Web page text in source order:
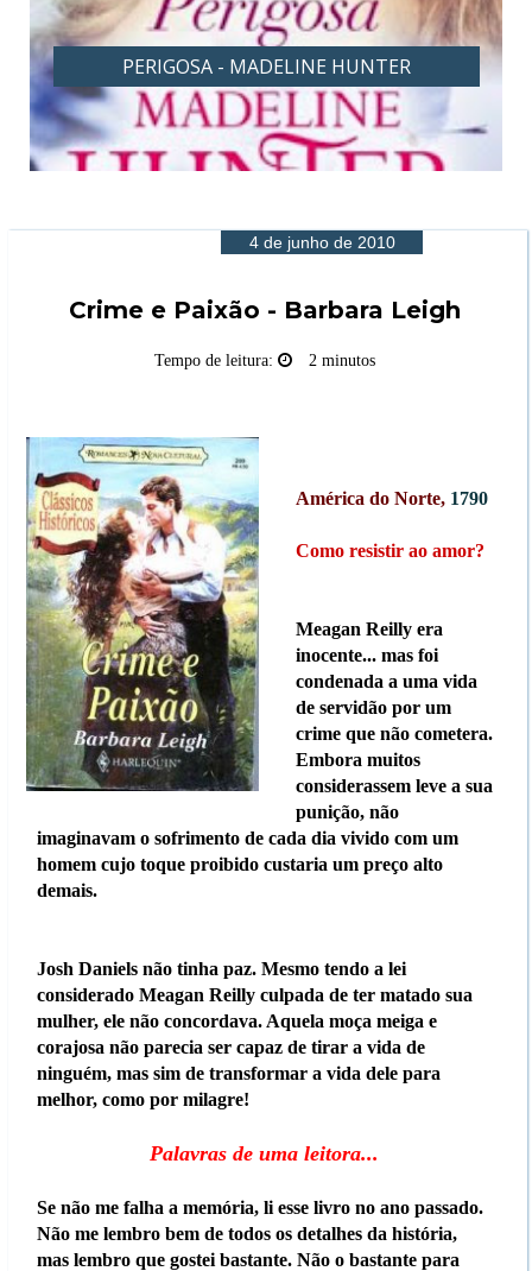
PERIGOSA - MADELINE HUNTER
4 de junho de 2010
Crime e Paixão - Barbara Leigh
Tempo de leitura: 2 minutos
América do Norte, 1790
Como resistir ao amor?
Meagan Reilly era
inocente... mas foi
condenada a uma vida
de servidão por um
crime que não cometera.
Embora muitos
considerassem leve a sua
punição, não
imaginavam o sofrimento de cada dia vivido com um
homem cujo toque proibido custaria um preço alto
demais.
Josh Daniels não tinha paz. Mesmo tendo a lei
considerado Meagan Reilly culpada de ter matado sua
mulher, ele não concordava. Aquela moça meiga e
corajosa não parecia ser capaz de tirar a vida de
ninguém, mas sim de transformar a vida dele para
melhor, como por milagre!
Palavras de uma leitora...
Se não me falha a memória, li esse livro no ano passado.
Não me lembro bem de todos os detalhes da história,
mas lembro que gostei bastante. Não o bastante para